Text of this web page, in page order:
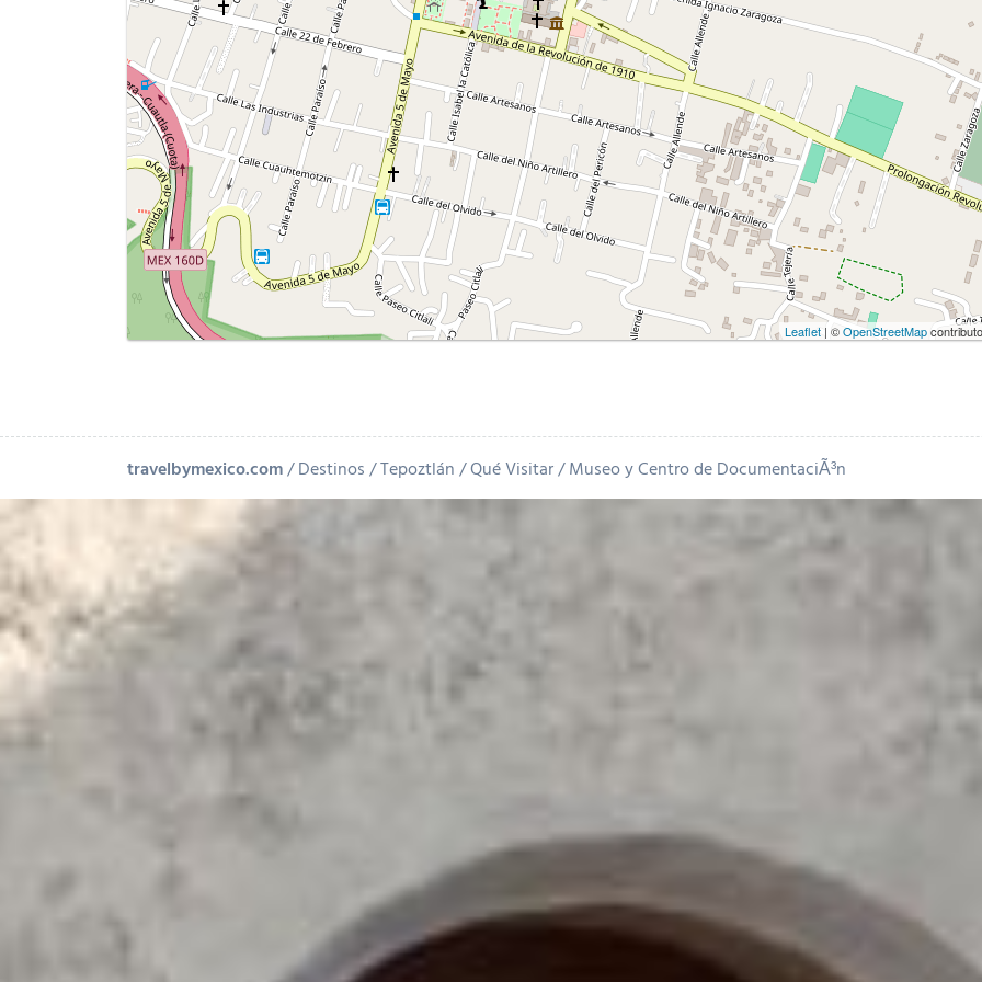
Leaflet | ©OpenStreetMap
travelbymexico.com Destinos Tepoztlán Qué Visitar Museo y Centro de DocumentaciÃ³n